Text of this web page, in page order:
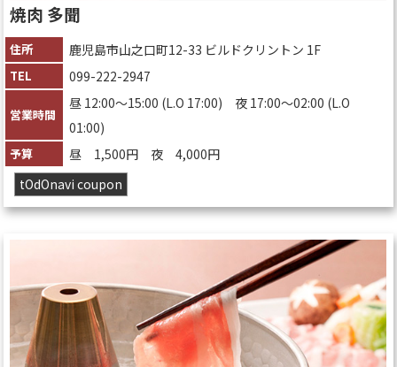
焼肉 多聞
住所 鹿児島市山之口町12-33 ビルドクリントン 1F
TEL 099-222-2947
営業時間
昼 12:00～15:00 (L.O 17:00) 夜 17:00～02:00 (L.O
01:00)
予算
昼 1,500円 夜 4,000円
tOdOnavi coupon